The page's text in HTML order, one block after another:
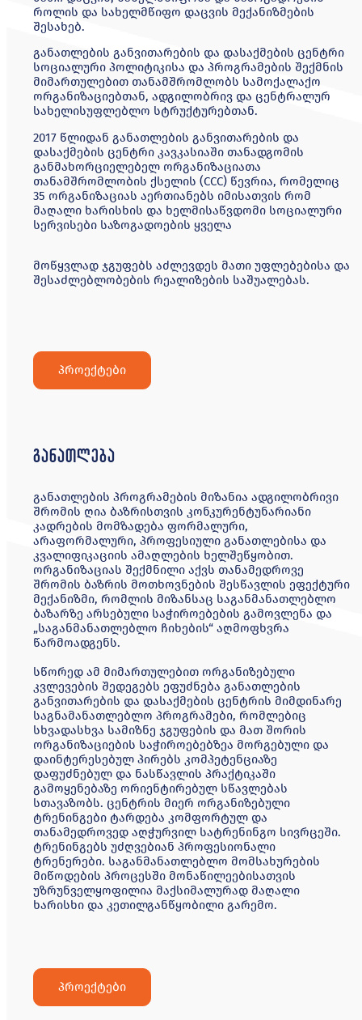
როლის და სახელმწიფო დაცვის მექანიზმების
შესახებ.
განათლების განვითარების და დასაქმების ცენტრი
სოციალური პოლიტიკისა და პროგრამების შექმნის
მიმართულებით თანამშრომლობს სამოქალაქო
ორგანიზაციებთან,ადგილობრივ და ცენტრალურ
სახელისუფლებლო სტრუქტურებთან.
2017 წლიდან განათლების განვითარების და
დასაქმების ცენტრი კავკასიაში თანადგომის
განმახორციელებელ ორგანიზაციათა
თანამშრომლობის ქსელის (CCC) წევრია, რომელიც
35 ორგანიზაციას აერთიანებს იმისათვის რომ
მაღალი ხარისხის და ხელმისაწვდომი სოციალური
სერვისები საზოგადოების ყველა
მოწყვლად ჯგუფებს აძლევდეს მათი უფლებებისა და
შესაძლებლობების რეალიზების საშუალებას.
პროექტები
განათლება
განათლების პროგრამების მიზანია ადგილობრივი
შრომის ღია ბაზრისთვის კონკურენტუნარიანი
კადრების მომზადება ფორმალური,
არაფორმალური, პროფესიული განათლებისა და
კვალიფიკაციის ამაღლების ხელშეწყობით.
ორგანიზაციას შექმნილი აქვს თანამედროვე
შრომის ბაზრის მოთხოვნების შესწავლის ეფექტური
მექანიზმი, რომლის მიზანსაც საგანმანათლებლო
ბაზარზე არსებული საჭიროებების გამოვლენა და
„საგანმანათლებლო ჩიხების“ აღმოფხვრა
წარმოადგენს.
სწორედ ამ მიმართულებით ორგანიზებული
კვლევების შედეგებს ეფუძნება განათლების
განვითარების და დასაქმების ცენტრის მიმდინარე
საგნამანათლებლო პროგრამები, რომლებიც
სხვადასხვა სამიზნე ჯგუფების და მათ შორის
ორგანიზაციების საჭიროებებზეა მორგებული და
დაინტერესებულ პირებს კომპეტენციაზე
დაფუძნებულ და ნასწავლის პრაქტიკაში
გამოყენებაზე ორიენტირებულ სწავლებას
სთავაზობს. ცენტრის მიერ ორგანიზებული
ტრენინგები ტარდება კომფორტულ და
თანამედროვედ აღჭურვილ სატრენინგო სივრცეში.
ტრენინგებს უძღვებიან პროფესიონალი
ტრენერები. საგანმანათლებლო მომსახურების
მიწოდების პროცესში მონაწილეებისათვის
უზრუნველყოფილია მაქსიმალურად მაღალი
ხარისხი და კეთილგანწყობილი გარემო.
პროექტები